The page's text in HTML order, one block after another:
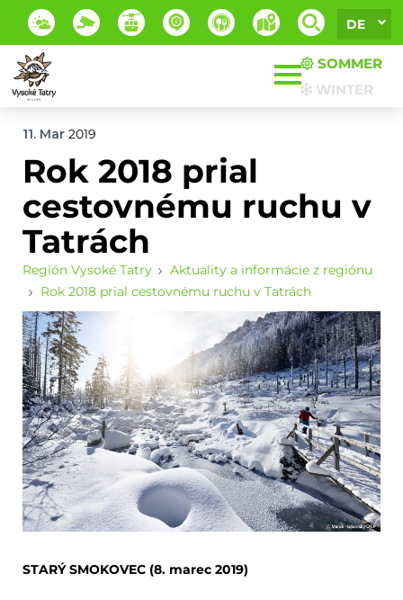
DE
SOMMER
WINTER
11. Mar2019
Rok 2018 prial
cestovnému ruchu v
Tatrách
Región Vysoké Tatry
Aktuality a informácie z regiónu
Rok 2018 prial cestovnému ruchu v Tatrách
STARÝ SMOKOVEC (8. marec 2019)